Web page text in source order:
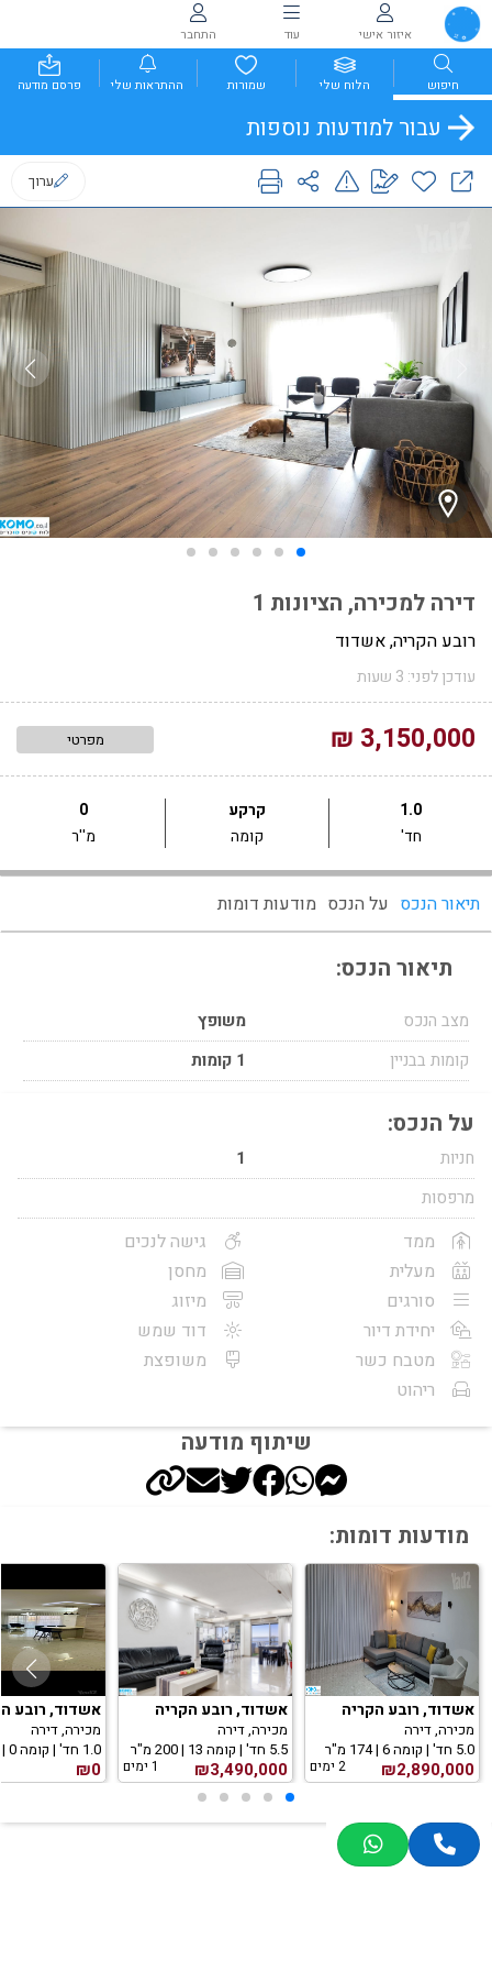
איזור אישי עוד התחבר
חיפוש הלוח שלי שמורות ההתראות שלי פרסם מודעה
עבור למודעות נוספות
ערוך
דירה למכירה, הציונות 1
רובע הקריה, אשדוד
עודכן לפני: 3 שעות
3,150,000 ₪ מפרטי
1.0
חד'
קרקע
קומה
0
מ''ר
תיאור הנכס על הנכס מודעות דומות
תיאור הנכס:
מצב הנכס
משופץ
קומות בבניין
1 קומות
על הנכס:
חניות
1
מרפסות
ממד
מעלית
סורגים
יחידת דיור
מטבח כשר
ריהוט
גישה לנכים
מחסן
מיזוג
דוד שמש
משופצת
שיתוף מודעה
מודעות דומות:
אשדוד, רובע הקריה
מכירה, דירה
5.0 חד' | קומה 6 | 174 מ"ר
₪2,890,000 2 ימים
אשדוד, רובע הקריה
מכירה, דירה
5.5 חד' | קומה 13 | 200 מ"ר
₪3,490,000 1 ימים
אשדוד, רובע
מכירה, דירה
1.0 חד' | קומה 0 | 0 מ"ר
₪0